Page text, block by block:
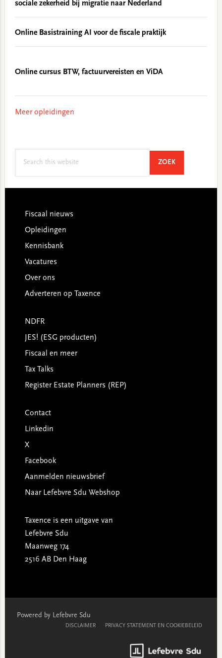
sociale zekerheid bij migratie naar Nederland
Online Basistraining AI voor de fiscale praktijk
Online cursus BTW, factuurvereisten en ViDA
Meer opleidingen
ZOEKSEARCH
Footer
Fiscaal nieuws
Opleidingen
Kennisbank
Vacatures
Over ons
Adverteren op Taxence
NDFR
JES! (ESG producten)
Fiscaal en meer
Tax Talks
Register Estate Planners (REP)
Contact
Linkedin
X
Facebook
Aanmelden nieuwsbrief
Naar Lefebvre Sdu Webshop
Taxence is een uitgave van
Lefebvre Sdu
Maanweg 174
2516 AB Den Haag
Powered by Lefebvre Sdu
DISCLAIMER PRIVACY STATEMENT EN COOKIEBELEID